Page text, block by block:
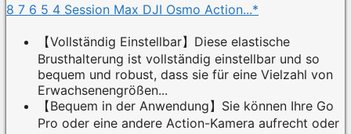
8 7 6 5 4 Session Max DJI Osmo Action...*
【Vollständig Einstellbar】Diese elastische
Brusthalterung ist vollständig einstellbar und so
bequem und robust, dass sie für eine Vielzahl von
Erwachsenengrößen...
【Bequem in der Anwendung】Sie können Ihre Go
Pro oder eine andere Action-Kamera aufrecht oder